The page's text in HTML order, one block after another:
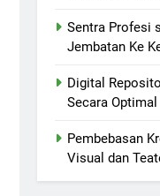
Sentra Profesi
Jembatan Ke
Digital
Secara Optimal
Pembebasan
Visual dan